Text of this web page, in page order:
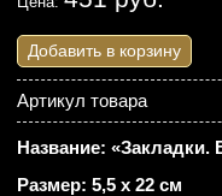
Добавить в корзину
Артикул товара
Название:
Размер: 5,5 х 22 см